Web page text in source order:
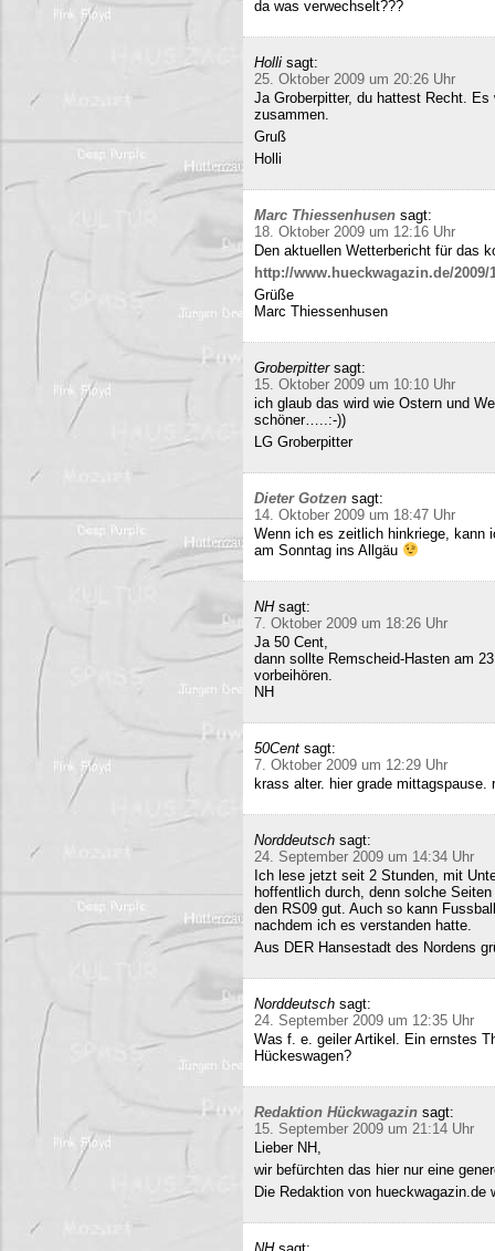
da was verwechselt???
Holli sagt:
25. Oktober 2009 um 20:26 Uhr
Ja Groberpitter, du hattest Recht.
zusammen.
Gruß
Holli
Marc Thiessenhusen sagt:
18. Oktober 2009 um 12:16 Uhr
Den aktuellen Wetterbericht für das
http://www.hueckwagazin.de/2009/
Grüße
Marc Thiessenhusen
Groberpitter sagt:
15. Oktober 2009 um 10:10 Uhr
ich glaub das wird wie Ostern und
schöner…..:-))
LG Groberpitter
Dieter Gotzen sagt:
14. Oktober 2009 um 18:47 Uhr
Wenn ich es zeitlich hinkriege, kann
am Sonntag ins Allgäu
NH sagt:
7. Oktober 2009 um 18:26 Uhr
Ja 50 Cent,
dann sollte Remscheid-Hasten am
vorbeihören.
NH
50Cent sagt:
7. Oktober 2009 um 12:29 Uhr
krass alter. hier grade
Norddeutsch sagt:
24. September 2009 um 14:34 Uhr
Ich lese jetzt seit 2 Stunden, mit
hoffentlich durch, denn solche
den RS09 gut. Auch so kann
nachdem ich es verstanden hatte.
Aus DER Hansestadt des Nordens
Norddeutsch sagt:
24. September 2009 um 12:35 Uhr
Was f. e. geiler Artikel. Ein ernstes
Hückeswagen?
Redaktion Hückwagazin sagt:
15. September 2009 um 21:14 Uhr
Lieber NH,
wir befürchten das hier nur eine
Die Redaktion von